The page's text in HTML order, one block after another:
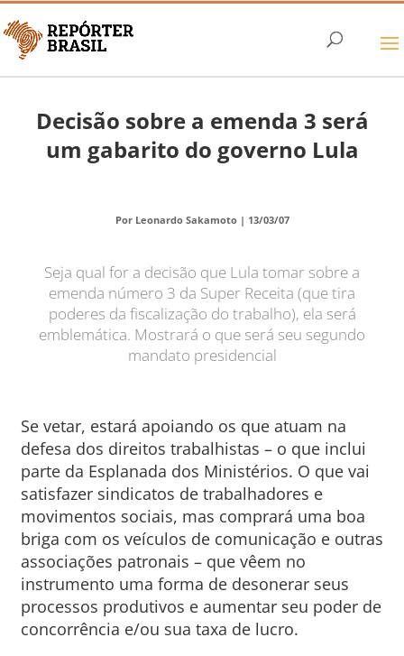
Decisão sobre a emenda 3 será
um gabarito do governo Lula
Por Leonardo Sakamoto | 13/03/07
Seja qual for a decisão que Lula tomar sobre a
emenda número 3 da Super Receita (que tira
poderes da fiscalização do trabalho), ela será
emblemática. Mostrará o que será seu segundo
mandato presidencial
Se vetar, estará apoiando os que atuam na
defesa dos direitos trabalhistas – o que inclui
parte da Esplanada dos Ministérios. O que vai
satisfazer sindicatos de trabalhadores e
movimentos sociais, mas comprará uma boa
briga com os veículos de comunicação e outras
associações patronais – que vêem no
instrumento uma forma de desonerar seus
processos produtivos e aumentar seu poder de
concorrência e/ou sua taxa de lucro.